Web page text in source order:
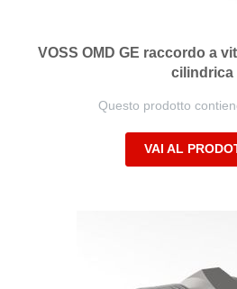
VOSS OMD GE raccordo a
cilindrica
Questo prodotto
VAI AL